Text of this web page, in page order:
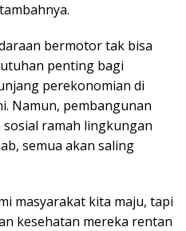
bermotor tak bisa
penting bagi
perekonomian di
Namun, pembangunan
ramah lingkungan
semua akan saling
masyarakat kita maju, tapi
kesehatan mereka rentan